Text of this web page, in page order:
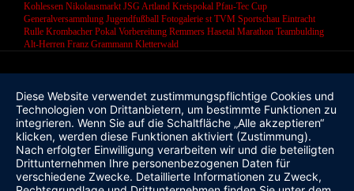
Kohlessen Nikolausmarkt JSG Artland Kreispokal Pfau-Tec Cup
Generalversammlung Jugendfußball Fotogalerie st TVM Sportschau Eintracht
Rulle Krombacher Pokal Vorbereitung Remmers Hasetal Marathon Teambulding
Alt-Herren Franz Grammann Kletterwald
Diese Website verwendet zustimmungspflichtige Cookies und
Technologien von Drittanbietern, um bestimmte Funktionen zu
integrieren. Wenn Sie auf die Schaltfläche „Alle akzeptieren“
klicken, werden diese Funktionen aktiviert (Zustimmung).
Nach erfolgter Einwilligung verarbeiten wir und die beteiligten
Drittunternehmen Ihre personenbezogenen Daten für
verschiedene Zwecke. Detaillierte Informationen zu Zweck,